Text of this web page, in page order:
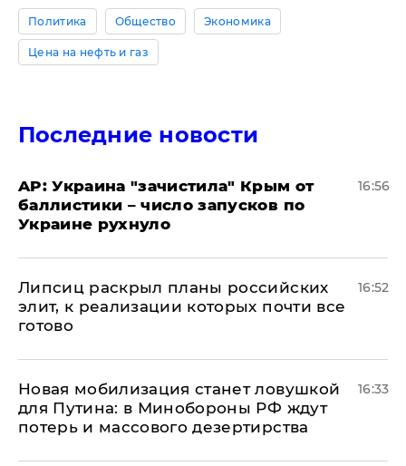
Политика Общество Экономика
Цена на нефть и газ
Последние новости
AP: Украина "зачистила" Крым от
баллистики – число запусков по
Украине рухнуло
16:56
Липсиц раскрыл планы российских
элит, к реализации которых почти все
готово
16:52
​Новая мобилизация станет ловушкой
для Путина: в Минобороны РФ ждут
потерь и массового дезертирства
16:33